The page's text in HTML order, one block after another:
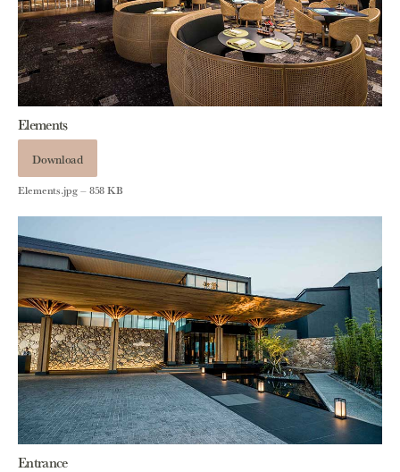
Elements
Download
Elements.jpg – 858 KB
Entrance